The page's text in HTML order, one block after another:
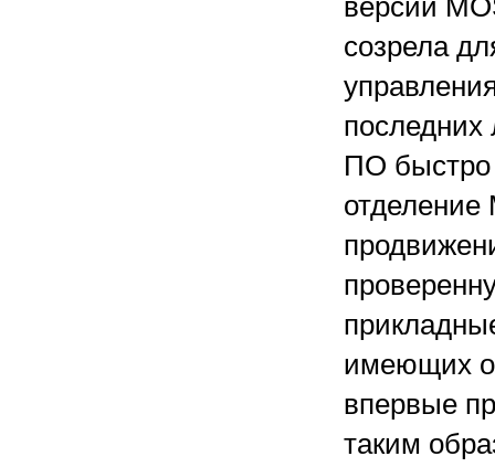
версии
созрела
последних
ПО быстро
отделение
имеющих
впервые
таким